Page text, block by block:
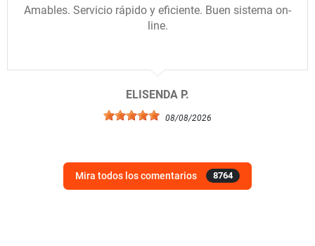
Amables. Servicio rápido y eficiente. Buen sistema on-
line.
ELISENDA P.
08/08/2026
Mira todos los comentarios 8764